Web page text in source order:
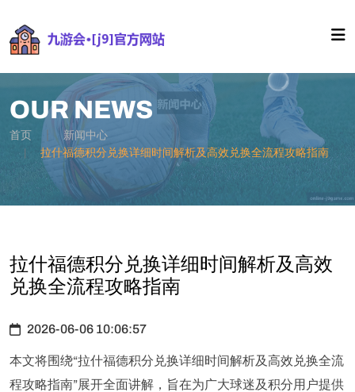
OUR NEWS
首页
新闻中心
拉什福德积分兑换详细时间解析及高效兑换全流程攻略指南
拉什福德积分兑换详细时间解析及高效
兑换全流程攻略指南
2026-06-06 10:06:57
本文将围绕“拉什福德积分兑换详细时间解析及高效兑换全流
程攻略指南”展开全面讲解，旨在为广大球迷及积分用户提供